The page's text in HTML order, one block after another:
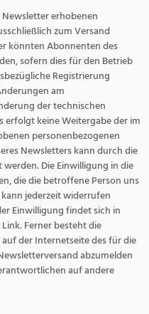
erhobenen
zum Versand
könnten Abonnenten des
sofern dies für den Betrieb
Registrierung
am
der technischen
erfolgt keine Weitergabe der im
personenbezogenen
Newsletters kann durch die
Die Einwilligung in die
die die betroffene Person uns
jederzeit widerrufen
Einwilligung findet sich in
Ferner besteht die
der Internetseite des für die
abzumelden
auf andere